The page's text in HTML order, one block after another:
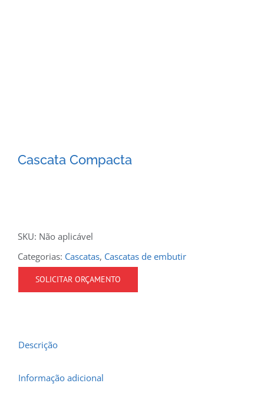
Cascata Compacta
SKU: Não aplicável
Categorias: Cascatas, Cascatas de embutir
SOLICITAR ORÇAMENTO
Descrição
Informação adicional